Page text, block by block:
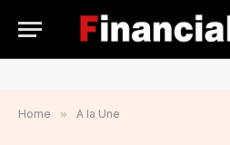
Home » A la Une